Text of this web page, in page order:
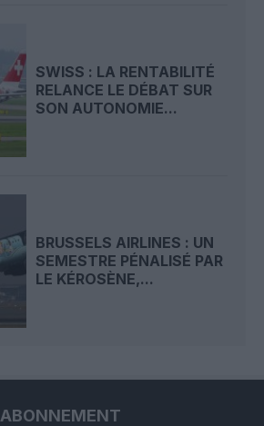
SWISS : LA RENTABILITÉ
RELANCE LE DÉBAT SUR
SON AUTONOMIE...
BRUSSELS AIRLINES : UN
SEMESTRE PÉNALISÉ PAR
LE KÉROSÈNE,...
ABONNEMENT